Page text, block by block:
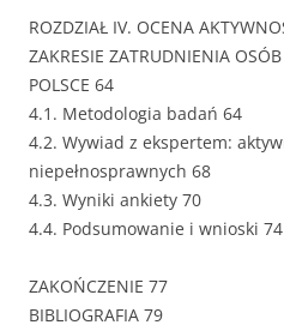
ROZDZIAŁ IV. OCENA
ZAKRESIE ZATRUDNIENIA
POLSCE 64
4.1. Metodologia badań 64
4.2. Wywiad z ekspertem:
niepełnosprawnych 68
4.3. Wyniki ankiety 70
4.4. Podsumowanie i wnioski 74
ZAKOŃCZENIE 77
BIBLIOGRAFIA 79